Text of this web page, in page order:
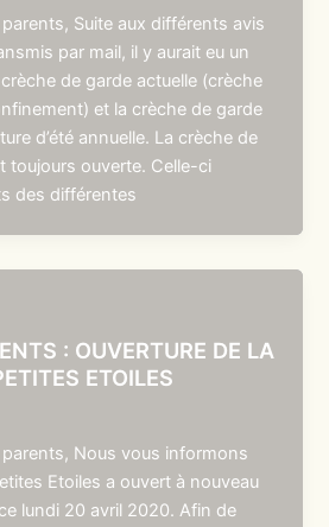
Suite aux différents avis
par mail, il y aurait eu un
de garde actuelle (crèche
et la crèche de garde
d’été annuelle. La crèche de
toujours ouverte. Celle-ci
des différentes
: OUVERTURE DE LA
ETOILES
Nous vous informons
Etoiles a ouvert à nouveau
lundi 20 avril 2020. Afin de